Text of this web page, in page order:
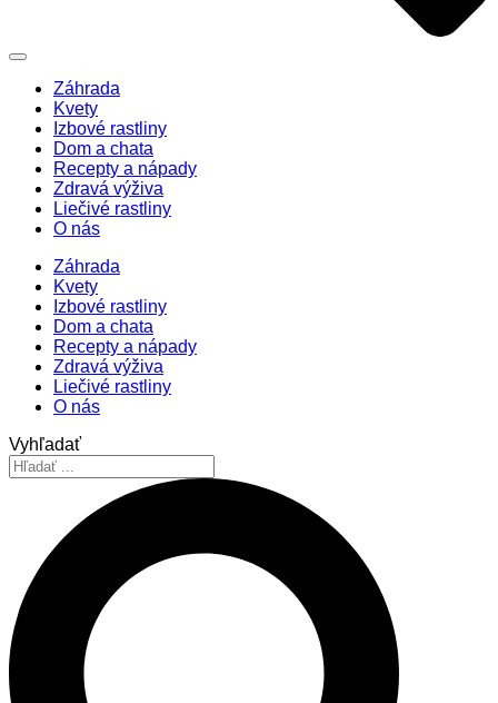
Záhrada
Kvety
Izbové rastliny
Dom a chata
Recepty a nápady
Zdravá výživa
Liečivé rastliny
O nás
Záhrada
Kvety
Izbové rastliny
Dom a chata
Recepty a nápady
Zdravá výživa
Liečivé rastliny
O nás
Vyhľadať